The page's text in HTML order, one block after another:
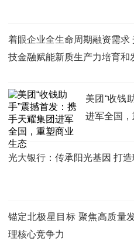
着眼企业全生命周期融资需
技金融赋能新质生产力培育和
美团“收钱
进军全国
光大银行：传承阳光基因 打
锚定北极星目标 聚焦高质量
理核心竞争力